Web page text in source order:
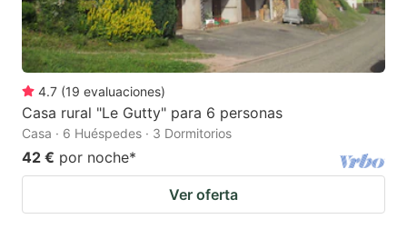
4.7 (19 evaluaciones)
Casa rural "Le Gutty" para 6 personas
Casa · 6 Huéspedes · 3 Dormitorios
42 € por noche*
Ver oferta